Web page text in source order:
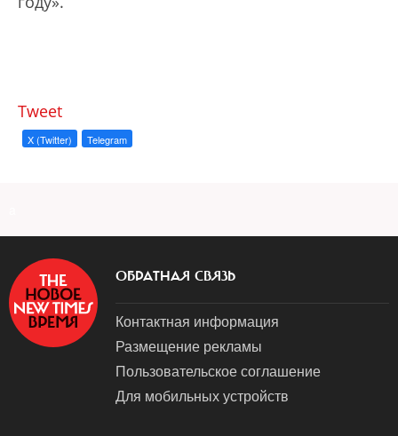
Tweet
X (Twitter) Telegram
ОБРАТНАЯ СВЯЗЬ
Контактная информация
Размещение рекламы
Пользовательское соглашение
Для мобильных устройств